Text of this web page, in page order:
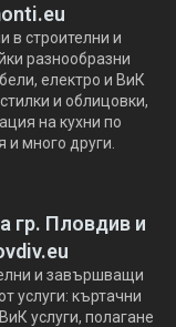
в строителни и
разнообразни
електро и ВиК
и облицовки,
на кухни по
много други.
гр. Пловдив и
и завършващи
услуги: къртачни
услуги, полагане